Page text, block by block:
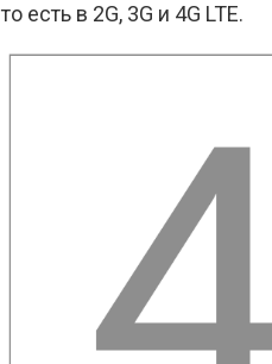
то есть в 2G, 3G и 4G LTE.